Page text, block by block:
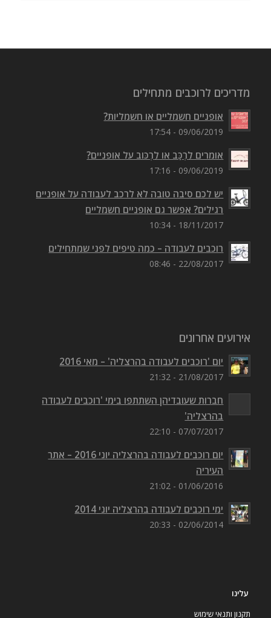
מדריכים לרוכבים מתחילים
אופניים חשמליים או חשמליות?
09/06/2019 - 17:54
אומרים לִרְכַּב או לִרְכּוב על אופניים?
09/06/2019 - 17:16
יש לכם סיבה טובה לא לרכב לעבודה על אופניים
רגילים? אפשר גם אופניים חשמליים
18/11/2017 - 10:34
רוכבים לעבודה – כמה טיפים לפני שמתחילים
22/08/2017 - 08:46
אירועים אחרונים
יום 'רוכבים לעבודה בהרצליה' – מאי 2016
21/08/2017 - 21:32
חברות שעובדיהן השתתפו בימי 'רוכבים לעבודה
בהרצליה'
07/07/2017 - 22:10
יום רוכבים לעבודה בהרצליה יוני 2016 – אתר
העיריה
01/06/2016 - 21:02
ימי רוכבים לעבודה בהרצליה יוני 2014
02/06/2014 - 20:33
עלינו
תקנון ותנאי שימוש